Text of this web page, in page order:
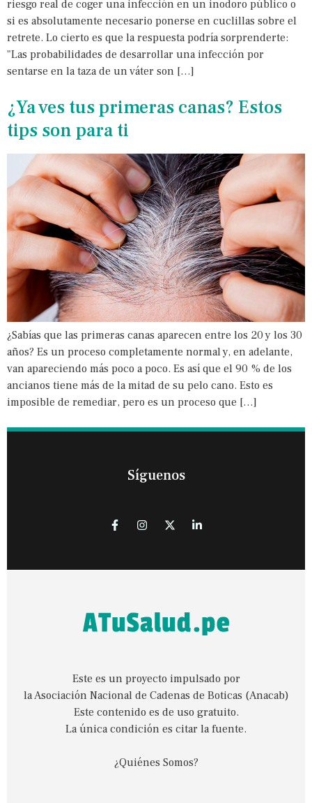
riesgo real de coger una infección en un inodoro público o
si es absolutamente necesario ponerse en cuclillas sobre el
retrete. Lo cierto es que la respuesta podría sorprenderte:
"Las probabilidades de desarrollar una infección por
sentarse en la taza de un váter son […]
¿Ya ves tus primeras canas? Estos
tips son para ti
¿Sabías que las primeras canas aparecen entre los 20 y los 30
años? Es un proceso completamente normal y, en adelante,
van apareciendo más poco a poco. Es así que el 90 % de los
ancianos tiene más de la mitad de su pelo cano. Esto es
imposible de remediar, pero es un proceso que […]
Síguenos
Este es un proyecto impulsado por
la Asociación Nacional de Cadenas de Boticas (Anacab)
Este contenido es de uso gratuito.
La única condición es citar la fuente.
¿Quiénes Somos?